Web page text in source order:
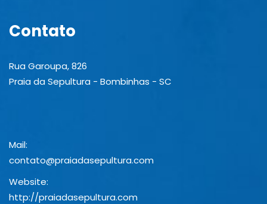
Contato
Rua Garoupa, 826
Praia da Sepultura - Bombinhas - SC
Mail:
contato@praiadasepultura.com
Website:
http://praiadasepultura.com